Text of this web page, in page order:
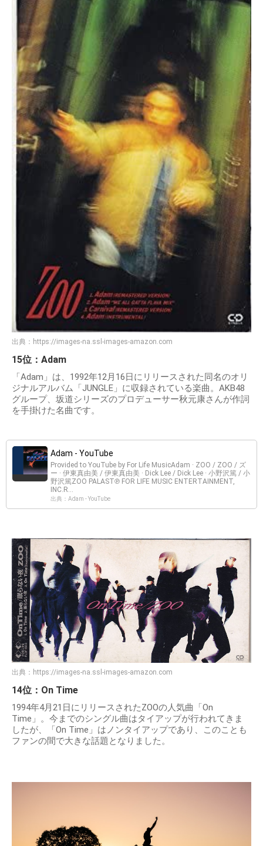
出典： https://images-na.ssl-images-amazon.com
15位：Adam
「Adam」は、1992年12月16日にリリースされた同名のオリ
ジナルアルバム「JUNGLE」に収録されている楽曲。AKB48
グループ、坂道シリーズのプロデューサー秋元康さんが作詞
を手掛けた名曲です。
Adam - YouTube
Provided to YouTube by For Life MusicAdam · ZOO / ZOO / ズ
ー · 伊東真由美 / 伊東真由美 · Dick Lee / Dick Lee · 小野沢篤 / 小
野沢篤ZOO PALAST℗ FOR LIFE MUSIC ENTERTAINMENT,
INC.R...
出典：Adam - YouTube
出典： https://images-na.ssl-images-amazon.com
14位：On Time
1994年4月21日にリリースされたZOOの人気曲「On
Time」。今までのシングル曲はタイアップが行われてきま
したが、「On Time」はノンタイアップであり、このことも
ファンの間で大きな話題となりました。